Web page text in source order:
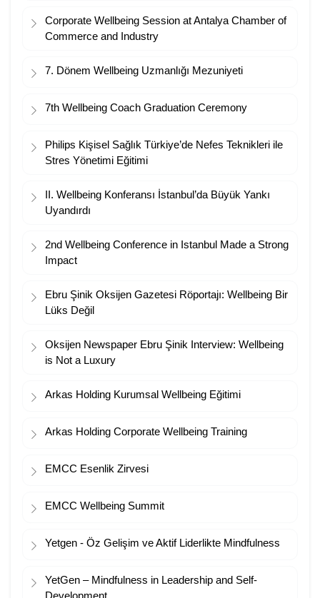
Corporate Wellbeing Session at Antalya Chamber of
Commerce and Industry
7. Dönem Wellbeing Uzmanlığı Mezuniyeti
7th Wellbeing Coach Graduation Ceremony
Philips Kişisel Sağlık Türkiye’de Nefes Teknikleri ile
Stres Yönetimi Eğitimi
II. Wellbeing Konferansı İstanbul’da Büyük Yankı
Uyandırdı
2nd Wellbeing Conference in Istanbul Made a Strong
Impact
Ebru Şinik Oksijen Gazetesi Röportajı: Wellbeing Bir
Lüks Değil
Oksijen Newspaper Ebru Şinik Interview: Wellbeing
is Not a Luxury
Arkas Holding Kurumsal Wellbeing Eğitimi
Arkas Holding Corporate Wellbeing Training
EMCC Esenlik Zirvesi
EMCC Wellbeing Summit
Yetgen - Öz Gelişim ve Aktif Liderlikte Mindfulness
YetGen – Mindfulness in Leadership and Self-
Development